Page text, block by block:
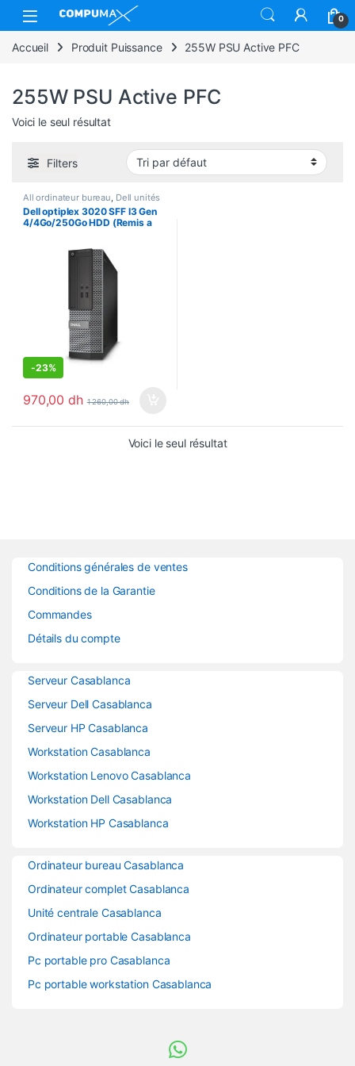
Skip to navigation
Skip to content
Open 0
Accueil Produit Puissance 255W PSU Active PFC
255W PSU Active PFC
Voici le seul résultat
Filters
All ordinateur bureau Dell unités
centrales Ordinateur bureau,
Unités centrales
Dell optiplex 3020 SFF I3 Gen
4/4Go/250Go HDD (Remis a
-23%
970,00dh 1 260,00dh
Voici le seul résultat
Conditions générales de ventes
Conditions de la Garantie
Commandes
Détails du compte
Serveur Casablanca
Serveur Dell Casablanca
Serveur HP Casablanca
Workstation Casablanca
Workstation Lenovo Casablanca
Workstation Dell Casablanca
Workstation HP Casablanca
Ordinateur bureau Casablanca
Ordinateur complet Casablanca
Unité centrale Casablanca
Ordinateur portable Casablanca
Pc portable pro Casablanca
Pc portable workstation Casablanca